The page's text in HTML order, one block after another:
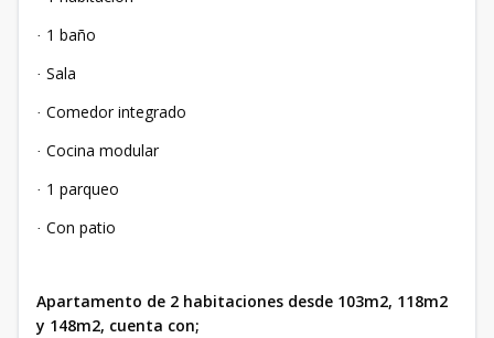
· 1 baño
· Sala
· Comedor integrado
· Cocina modular
· 1 parqueo
· Con patio
Apartamento de 2 habitaciones desde 103m2, 118m2
y 148m2, cuenta con;